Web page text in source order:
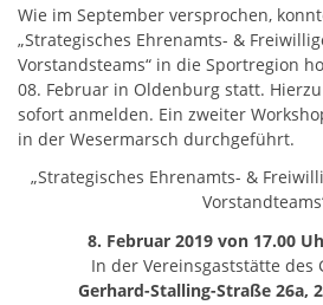
Wie im September versprochen,
„Strategisches Ehrenamts- &
Vorstandsteams“ in die Sportregion
08. Februar in Oldenburg statt.
sofort anmelden. Ein zweiter
in der Wesermarsch durchgeführt.
„Strategisches Ehrenamts- &
8. Februar 2019 von 17.00
In der Vereinsgaststätte des
Gerhard-Stalling-Straße 26a,